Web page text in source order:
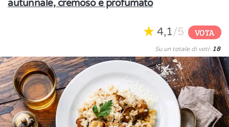
autunnale, cremoso e profumato
4,1/5 VOTA
Su un totale di voti: 18